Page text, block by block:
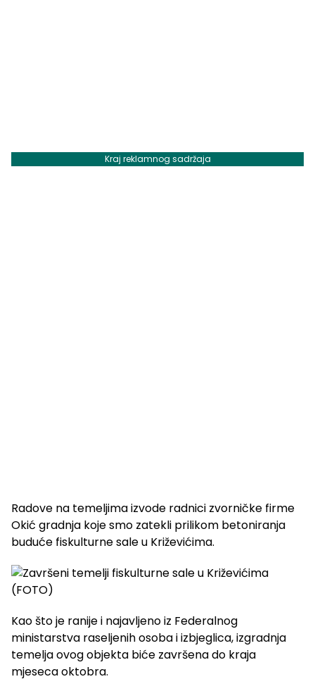
Kraj reklamnog sadržaja
Radove na temeljima izvode radnici zvorničke firme
Okić gradnja koje smo zatekli prilikom betoniranja
buduće fiskulturne sale u Križevićima.
Kao što je ranije i najavljeno iz Federalnog
ministarstva raseljenih osoba i izbjeglica, izgradnja
temelja ovog objekta biće završena do kraja
mjeseca oktobra.